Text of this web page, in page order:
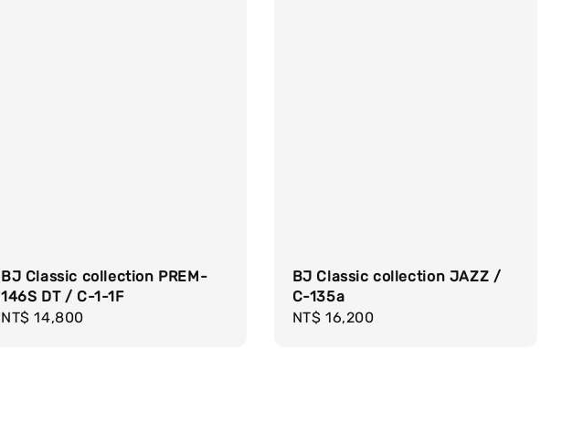
BJ Classic collection PREM-
146S DT / C-1-1F
Regular
NT$ 14,800
BJ Classic collection JAZZ /
C-135a
Regular
NT$ 16,200